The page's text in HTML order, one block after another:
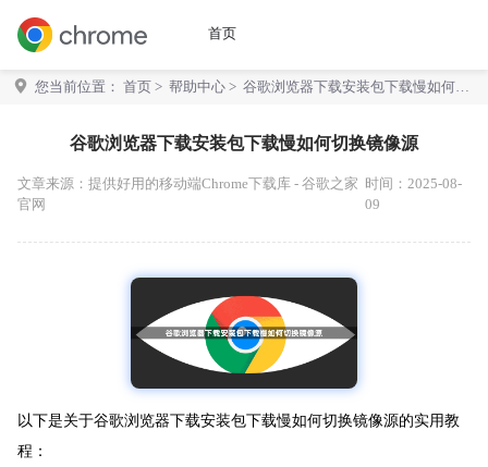
首页
您当前位置： 首页 > 帮助中心 > 谷歌浏览器下载安装包下载慢如何切
谷歌浏览器下载安装包下载慢如何切换镜像源
文章来源： 提供好用的移动端Chrome下载库 - 谷歌之家
官网
时间：2025-08-
09
以下是关于谷歌浏览器下载安装包下载慢如何切换镜像源的实用教
程：